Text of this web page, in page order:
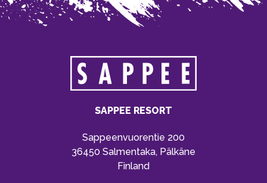
SAPPEE RESORT
Sappeenvuorentie 200
36450 Salmentaka, Pälkäne
Finland